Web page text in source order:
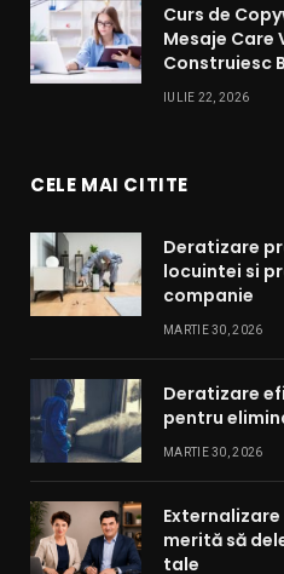
Curs de
Mesaje Care
Construiesc
IULIE 22, 2026
CELE MAI CITITE
Deratizare
locuintei si
companie
MARTIE 30, 2026
Deratizare
pentru
MARTIE 30, 2026
merită să
tale